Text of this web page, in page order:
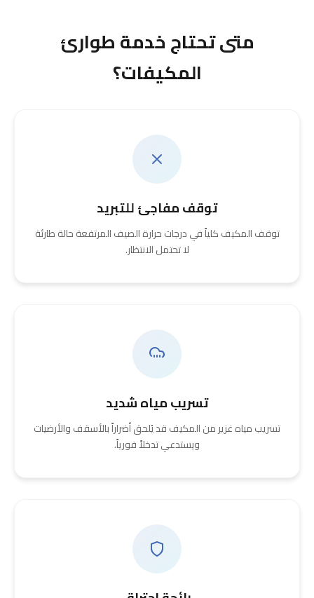
متى تحتاج خدمة طوارئ
المكيفات؟
توقف مفاجئ للتبريد
توقف المكيف كلياً في درجات حرارة الصيف المرتفعة حالة طارئة
لا تحتمل الانتظار.
تسريب مياه شديد
تسريب مياه غزير من المكيف قد يُلحق أضراراً بالأسقف والأرضيات
ويستدعي تدخلاً فورياً.